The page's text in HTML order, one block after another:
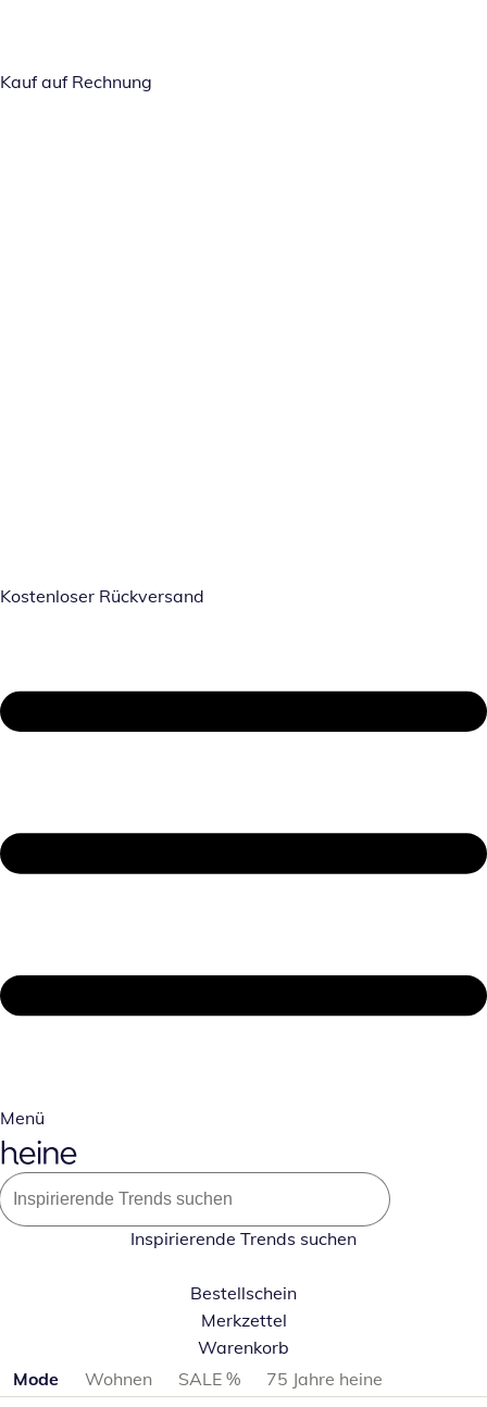
Kauf auf Rechnung
Kostenloser Rückversand
Menü
Inspirierende Trends suchen
Bestellschein
Merkzettel
Warenkorb
Produktkategorien überspringen
Mode Wohnen SALE %
75 Jahre heine